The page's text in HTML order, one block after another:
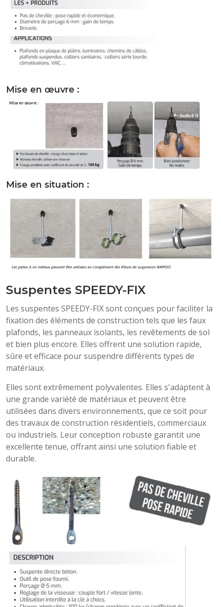
Mise en œuvre :
Mise en situation :
Suspentes SPEEDY-FIX
Les suspentes SPEEDY-FIX sont conçues pour faciliter la
fixation des éléments de construction tels que les faux
plafonds, les panneaux isolants, les revêtements de sol
et bien plus encore. Elles offrent une solution rapide,
sûre et efficace pour suspendre différents types de
matériaux.
Elles sont extrêmement polyvalentes. Elles s'adaptent à
une grande variété de matériaux et peuvent être
utilisées dans divers environnements, que ce soit pour
des travaux de construction résidentiels, commerciaux
ou industriels. Leur conception robuste garantit une
excellente tenue, offrant ainsi une solution fiable et
durable.